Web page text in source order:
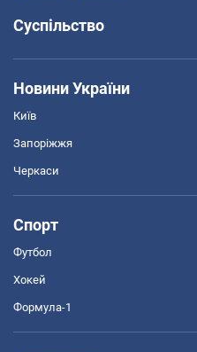
Суспільство
Новини України
Київ
Запоріжжя
Черкаси
Спорт
Футбол
Хокей
Формула-1